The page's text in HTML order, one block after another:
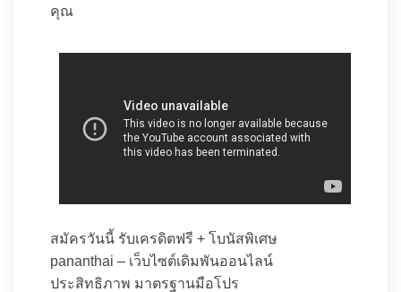
คุณ
สมัครวันนี้ รับเครดิตฟรี + โบนัสพิเศษ
pananthai – เว็บไซต์เดิมพันออนไลน์
ประสิทธิภาพ มาตรฐานมือโปร